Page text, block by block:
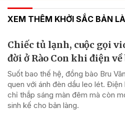
XEM THÊM KHỞI SẮC BẢN
Chiếc tủ lạnh, cuộc gọi
đời ở Rào Con khi điện về
Suốt bao thế hệ, đồng bào Bru
quen với ánh đèn dầu leo lét.
chỉ thắp sáng màn đêm mà còn
sinh kế cho bản làng.